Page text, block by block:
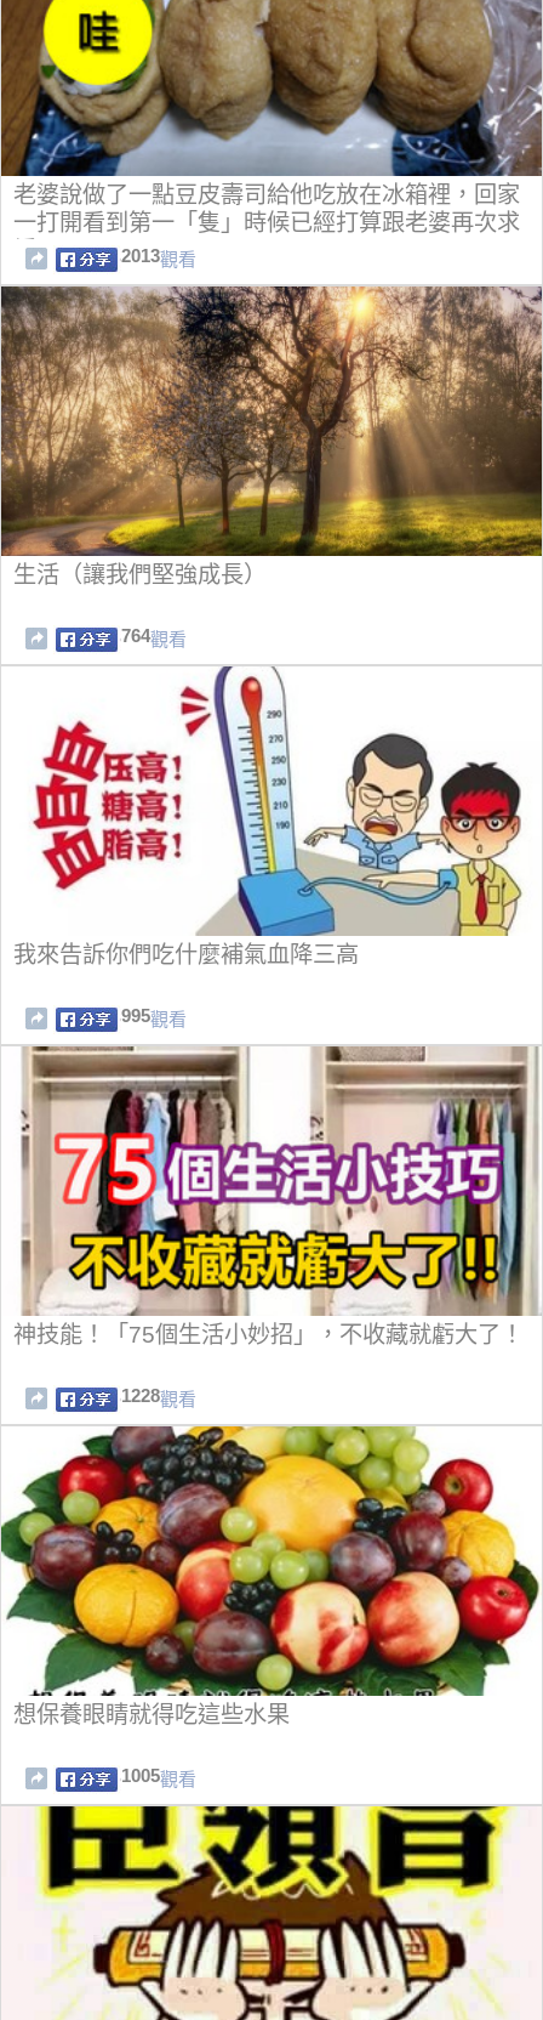
老婆說做了一點豆皮壽司給他吃放在冰箱裡，回家
一打開看到第一「隻」時候已經打算跟老婆再次求
婚了！
2013觀看
生活（讓我們堅強成長）
764觀看
我來告訴你們吃什麼補氣血降三高
995觀看
神技能！「75個生活小妙招」，不收藏就虧大了！
1228觀看
想保養眼睛就得吃這些水果
1005觀看